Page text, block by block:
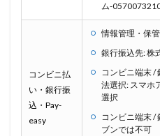
ム-
コンビニ払
い・銀行振
込・Pay-
easy
情報管理・保
銀行振込先: 株
コンビニ端末 /
法選択: スマホ
選択
コンビニ端末 /
ブンでは不可